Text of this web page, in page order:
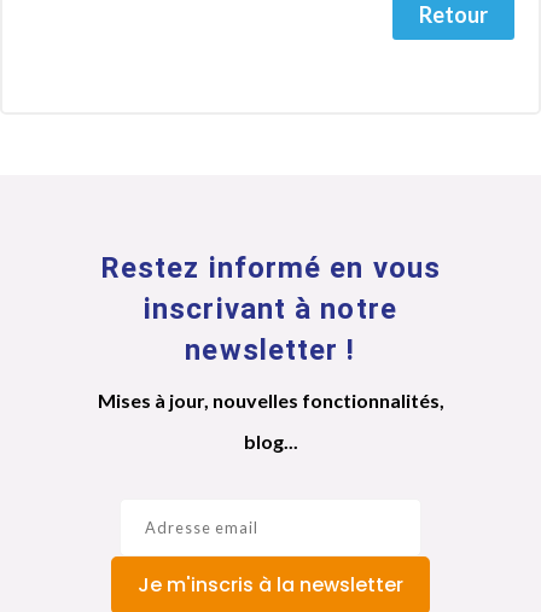
Retour
Restez informé en vous
inscrivant à notre
newsletter !
Mises à jour, nouvelles fonctionnalités,
blog...
Je m'inscris à la newsletter